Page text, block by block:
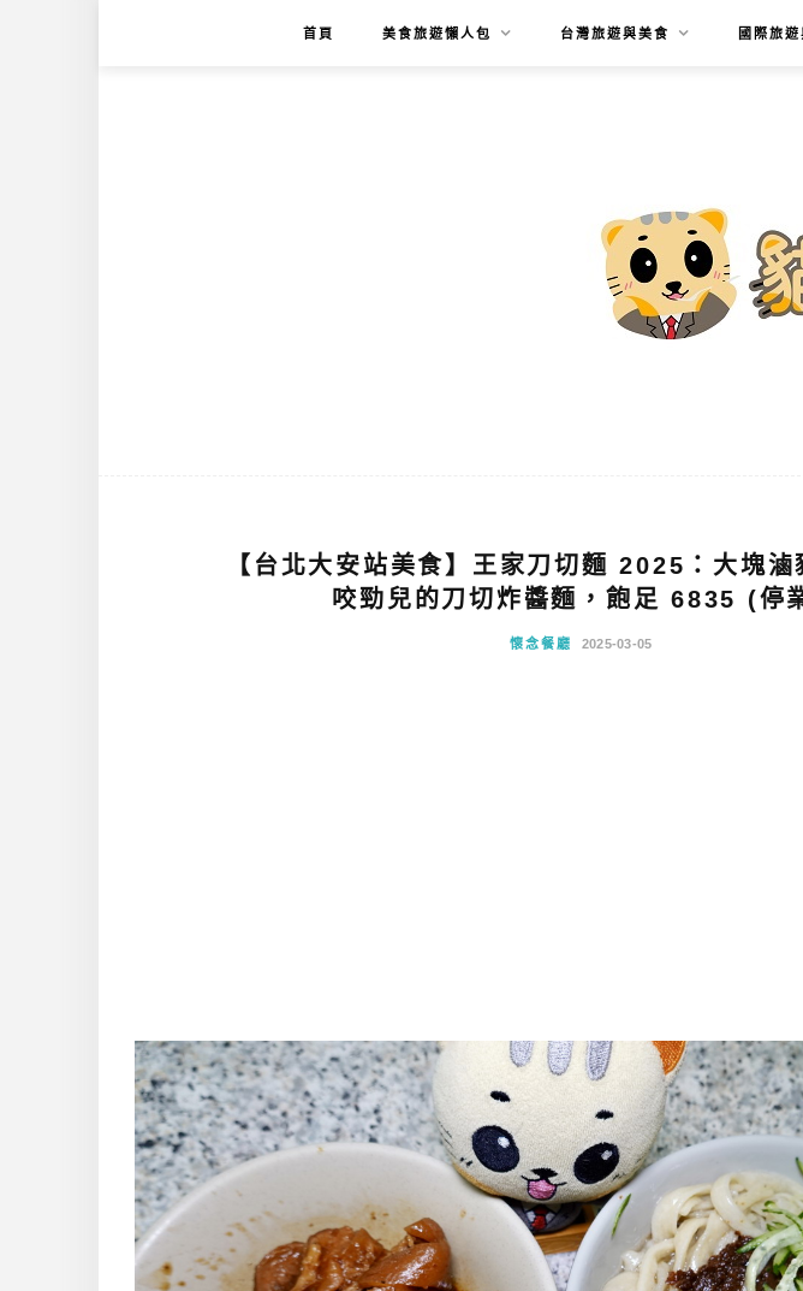
首頁 美食旅遊懶人包 台灣旅遊與美食 國際旅
【台北大安站美食】王家刀切麵 2025：大塊滷
咬勁兒的刀切炸醬麵，飽足 6835 (停
懷念餐廳 2025-03-05